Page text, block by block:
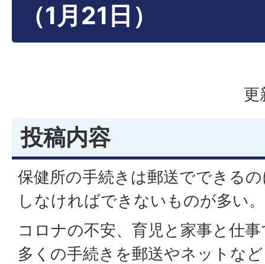
（1月21日）
更
投稿内容
保健所の手続きは郵送でできる
しなければできないものが多い。
コロナの不安、育児と家事と仕
多くの手続きを郵送やネットな